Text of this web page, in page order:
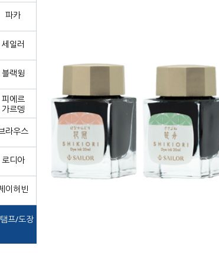
파카
세일러
블랙윙
피에르
가르뎅
라우스
로디아
이허빈
프/도장